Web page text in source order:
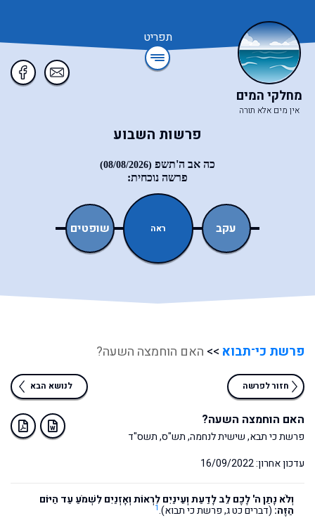
תפריט
מחלקי המים
אין מים אלא תורה
פרשות השבוע
כה אב ה'תשפ (08/08/2026)
פרשה נוכחית:
שופטים ראה עקב
פרשת כי־תבוא>> האם הוחמצה השעה?
חזור לפרשה לנושא הבא
האם הוחמצה השעה?
פרשת כי תבא, שישית לנחמה, תש"ס, תשס"ד
עדכון אחרון: 16/09/2022
וְלֹא נָתַן ה' לָכֶם לֵב לָדַעַת וְעֵינַיִם לִרְאוֹת וְאָזְנַיִם לִשְׁמֹעַ עַד הַיּוֹם
הַזֶּה: (דברים כט ג, פרשת כי תבוא).1